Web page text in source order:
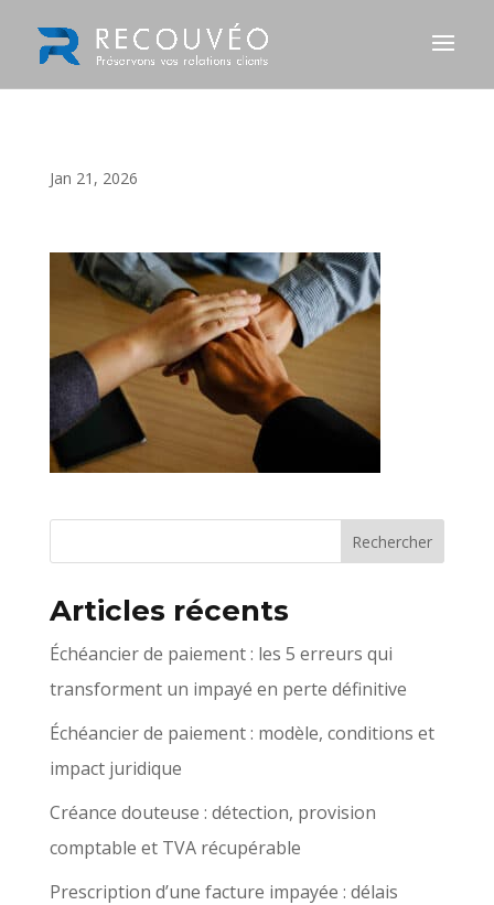
Jan 21, 2026
Articles récents
Échéancier de paiement : les 5 erreurs qui
transforment un impayé en perte définitive
Échéancier de paiement : modèle, conditions et
impact juridique
Créance douteuse : détection, provision
comptable et TVA récupérable
Prescription d’une facture impayée : délais